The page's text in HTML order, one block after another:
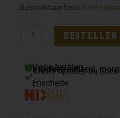
Beschikbaarheid:
Portillo
aantal
BESTELLEN
Veilig betalen
Vandaag besteld,
Gratis ophalen bij
Enschede